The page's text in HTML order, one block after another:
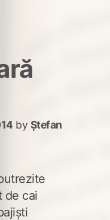
by Ștefan
de cai